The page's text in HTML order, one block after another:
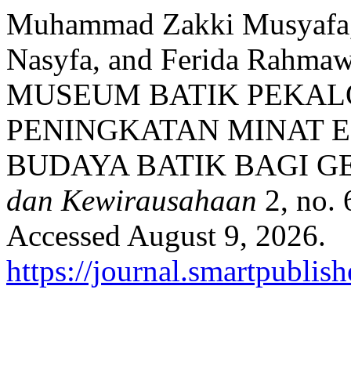
Muhammad Zakki
Nasyfa, and Ferida
MUSEUM BATIK
PENINGKATAN MINAT
BUDAYA BATIK BAGI
dan Kewirausahaan 2, no.
Accessed August 9, 2026.
https://